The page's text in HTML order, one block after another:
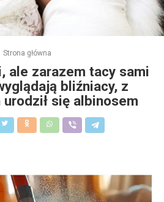
Strona główna
ale zarazem tacy sami
bliźniacy, z
się albinosem